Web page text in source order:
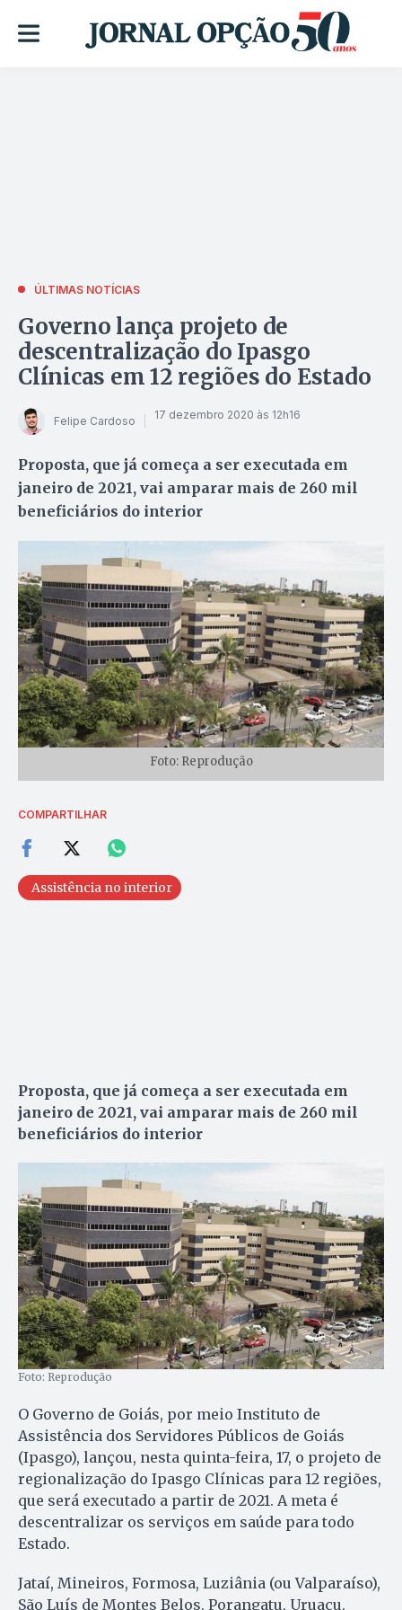
ÚLTIMAS NOTÍCIAS
Governo lança projeto de
descentralização do Ipasgo
Clínicas em 12 regiões do Estado
Felipe Cardoso 17 dezembro 2020 às 12h16
Proposta, que já começa a ser executada em
janeiro de 2021, vai amparar mais de 260 mil
beneficiários do interior
Foto: Reprodução
COMPARTILHAR
Assistência no interior
Proposta, que já começa a ser executada em
janeiro de 2021, vai amparar mais de 260 mil
beneficiários do interior
Foto: Reprodução
O Governo de Goiás, por meio Instituto de
Assistência dos Servidores Públicos de Goiás
(Ipasgo), lançou, nesta quinta-feira, 17, o projeto de
regionalização do Ipasgo Clínicas para 12 regiões,
que será executado a partir de 2021. A meta é
descentralizar os serviços em saúde para todo
Estado.
Jataí, Mineiros, Formosa, Luziânia (ou Valparaíso),
São Luís de Montes Belos, Porangatu, Uruaçu,